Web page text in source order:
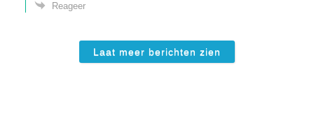
Reageer
Laat meer berichten zien